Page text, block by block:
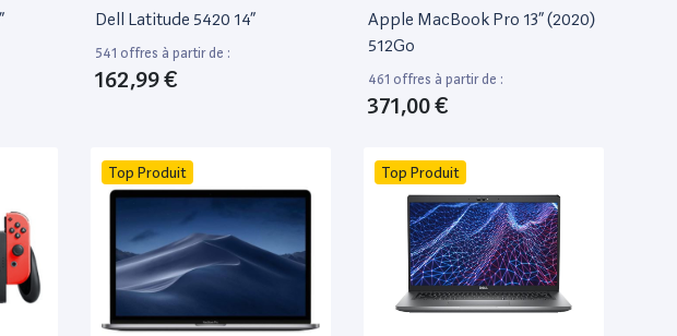
Dell Latitude 5420 14”
541 offres à partir de :
162,99 €
Apple MacBook Pro 13” (2020)
512Go
461 offres à partir de :
371,00 €
Top Produit Top Produit